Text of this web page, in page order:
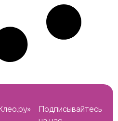
Подписывайтесь